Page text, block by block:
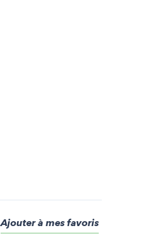
Ajouter à mes favoris